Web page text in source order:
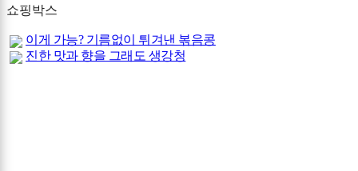
쇼핑박스
이게 가능? 기름없이 튀겨낸 볶음콩
진한 맛과 향을 그래도 생강청